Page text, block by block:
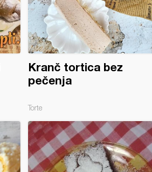
Kranč tortica bez
pečenja
Torte